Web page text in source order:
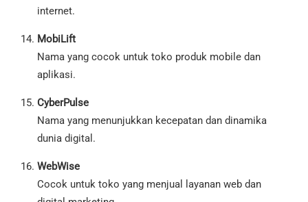
internet.
MobiLift
Nama yang cocok untuk toko produk mobile dan
aplikasi.
CyberPulse
Nama yang menunjukkan kecepatan dan dinamika
dunia digital.
WebWise
Cocok untuk toko yang menjual layanan web dan